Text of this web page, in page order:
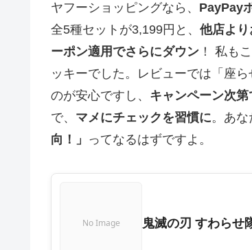
ヤフーショッピングなら、 PayPay
全5種セットが3,199円と、 他店よ
ーポン適用でさらにダウン ！ 私も
ッキーでした。レビューでは「座
のが安心ですし、 キャンペーン次
で、 マメにチェックを習慣に。あな
向！」 ってなるはずですよ。
No Image 鬼滅の刃 すわらせ